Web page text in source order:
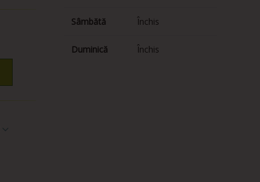
Sâmbătă Închis
Duminică Închis